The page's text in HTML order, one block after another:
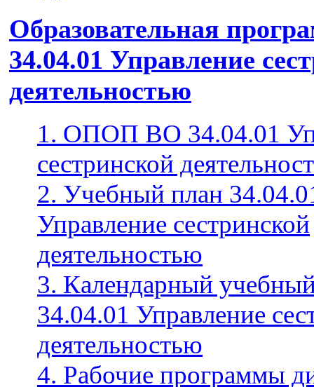
Образовательная
34.04.01 Управление
деятельностью
1. ОПОП ВО 34.04.01
сестринской
2. Учебный план
Управление сестринской
деятельностью
3. Календарный
34.04.01 Управление
деятельностью
4. Рабочие программы